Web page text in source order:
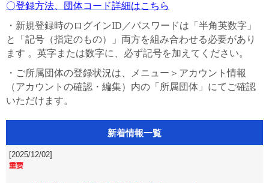
〇登録方法、団体コード詳細はこちら
・新規登録時のログインID／パスワードは「半角英数字」
と「記号（指定のもの）」両方を組み合わせる必要があり
ます 。英字または数字に、必ず記号を加えてください。
・ご所属団体の登録状況は、メニュー＞アカウント情報
（アカウントの確認・編集）内の「所属団体」にてご確認
いただけます。
新着情報一覧
[2025/12/02]